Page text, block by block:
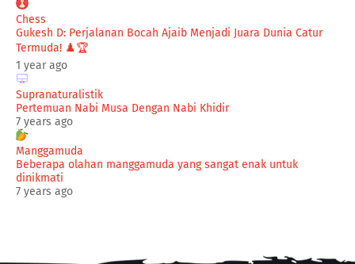
Chess
Gukesh D: Perjalanan Bocah Ajaib Menjadi Juara Dunia Catur
Termuda! ♟️🏆
1 year ago
Supranaturalistik
Pertemuan Nabi Musa Dengan Nabi Khidir
7 years ago
Manggamuda
Beberapa olahan manggamuda yang sangat enak untuk
dinikmati
7 years ago